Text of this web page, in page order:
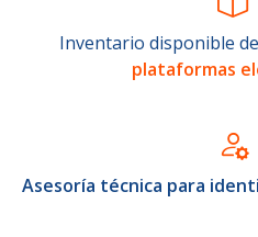
Inventario disponible de
plataformas
Asesoría técnica para